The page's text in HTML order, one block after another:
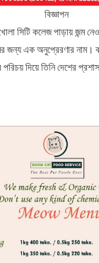
বিজ্ঞাপন
সিটি কলেজ পাড়ায় জন্ম
এক অনুপ্রেরণার নাম।
দিয়ে তিনি দেশের